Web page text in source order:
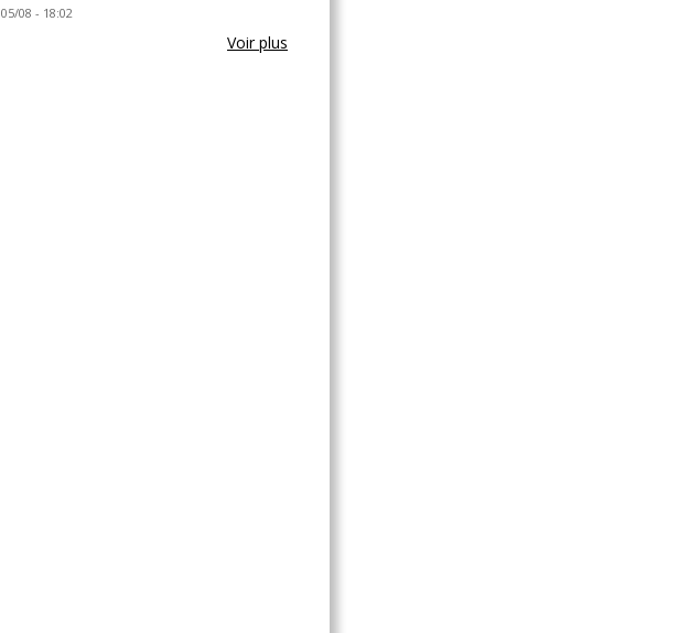
05/08 - 18:02
Voir plus